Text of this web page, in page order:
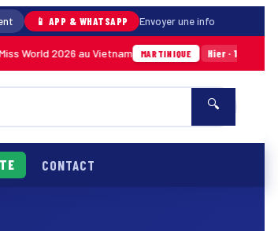
📱 APP & WHATSAPP Envoyer une info
2026 au Vietnam MARTINIQUE Hier · 14h14
🔍
CONTACT